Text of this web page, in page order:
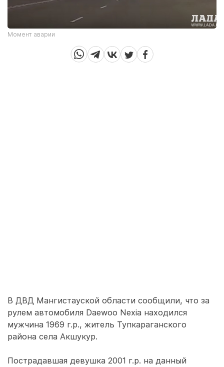
Момент аварии
В ДВД Мангистауской области сообщили, что за
рулем автомобиля Daewoo Nexia находился
мужчина 1969 г.р., житель Тупкараганского
района села Акшукур.
Пострадавшая девушка 2001 г.р. на данный